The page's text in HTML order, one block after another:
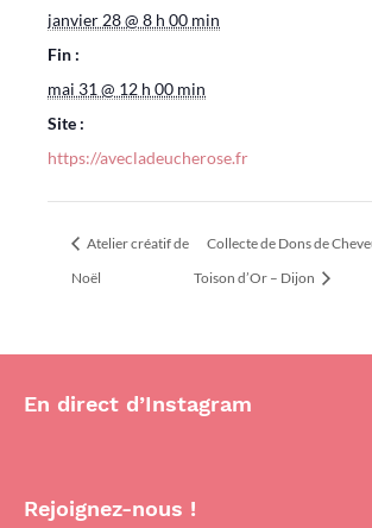
janvier 28 @ 8 h 00 min
Fin :
mai 31 @ 12 h 00 min
Site :
https://avecladeucherose.fr
Atelier créatif de
Noël
Collecte de Dons de
Toison d’Or – Dijon
En direct d’Instagram
Rejoignez-nous !